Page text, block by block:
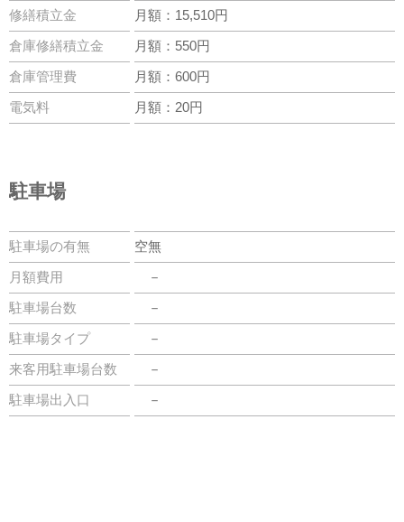
修繕積立金 月額：15,510円
倉庫修繕積立金 月額：550円
倉庫管理費 月額：600円
電気料 月額：20円
駐車場
駐車場の有無 空無
月額費用 －
駐車場台数 －
駐車場タイプ －
来客用駐車場台数 －
駐車場出入口 －